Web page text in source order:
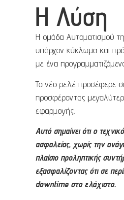
Η Λύση
Η ομάδα Αυτοματισμού
υπάρχον κύκλωμα και
με ένα
Το νέο ρελέ προσέφερε
προσφέροντας
εφαρμογής.
Αυτό σημαίνει ότι ο
ασφαλείας, χωρίς την
πλαίσιο προληπτικής
εξασφαλίζοντας ότι σε
downtime στο ελάχιστο.